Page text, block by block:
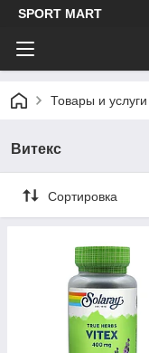
SPORT MART
Товары и услуги
Витекс
Сортировка